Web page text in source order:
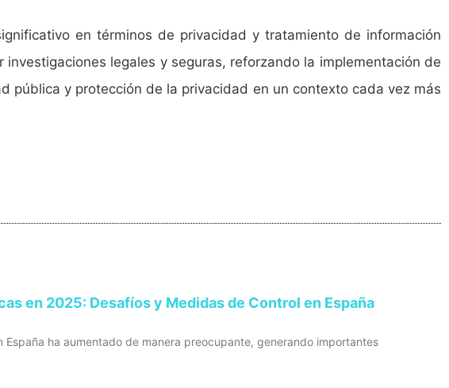
en términos de privacidad y tratamiento de información
legales y seguras, reforzando la implementación de
pública y protección de la privacidad en un contexto cada vez más
en 2025: Desafíos y Medidas de Control en España
España ha aumentado de manera preocupante, generando importantes